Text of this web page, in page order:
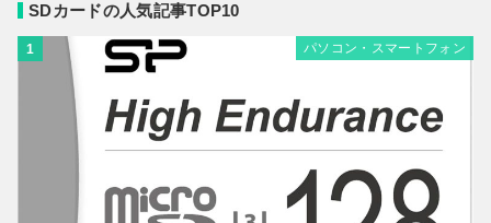
SDカードの人気記事TOP10
1 パソコン・スマートフォン